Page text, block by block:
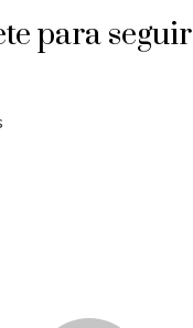
para seguir